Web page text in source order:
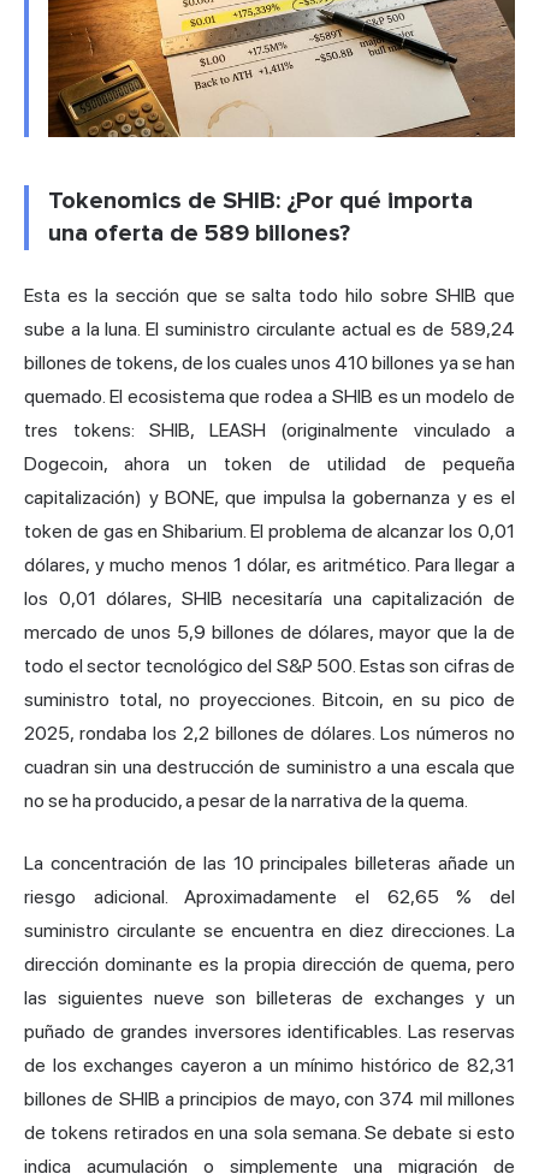
Tokenomics de SHIB: ¿Por qué importa
una oferta de 589 billones?
Esta es la sección que se salta todo hilo sobre SHIB que
sube a la luna. El suministro circulante actual es de 589,24
billones de tokens, de los cuales unos 410 billones ya se han
quemado. El ecosistema que rodea a SHIB es un modelo de
tres tokens: SHIB, LEASH (originalmente vinculado a
Dogecoin, ahora un token de utilidad de pequeña
capitalización) y BONE, que impulsa la gobernanza y es el
token de gas en Shibarium. El problema de alcanzar los 0,01
dólares, y mucho menos 1 dólar, es aritmético. Para llegar a
los 0,01 dólares, SHIB necesitaría una capitalización de
mercado de unos 5,9 billones de dólares, mayor que la de
todo el sector tecnológico del S&P 500. Estas son cifras de
suministro total, no proyecciones. Bitcoin, en su pico de
2025, rondaba los 2,2 billones de dólares. Los números no
cuadran sin una destrucción de suministro a una escala que
no se ha producido, a pesar de la narrativa de la quema.
La concentración de las 10 principales billeteras añade un
riesgo adicional. Aproximadamente el 62,65 % del
suministro circulante se encuentra en diez direcciones. La
dirección dominante es la propia dirección de quema, pero
las siguientes nueve son billeteras de exchanges y un
puñado de grandes inversores identificables. Las reservas
de los exchanges cayeron a un mínimo histórico de 82,31
billones de SHIB a principios de mayo, con 374 mil millones
de tokens retirados en una sola semana. Se debate si esto
indica acumulación o simplemente una migración de